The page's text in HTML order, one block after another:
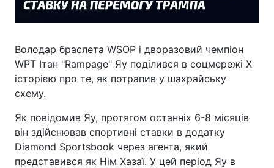
Володар браслета WSOP і дворазовий чемпіон
WPT Ітан "Rampage" Яу поділився в соцмережі X
історією про те, як потрапив у шахрайську
схему.
Як повідомив Яу, протягом останніх 6-8 місяців
він здійснював спортивні ставки в додатку
Diamond Sportsbook через агента, який
представився як Нім Хазаї. У цей період Яу в